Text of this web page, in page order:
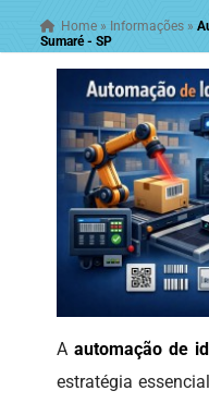
Home » Informações »
Sumaré - SP
Aautomação de
estratégia